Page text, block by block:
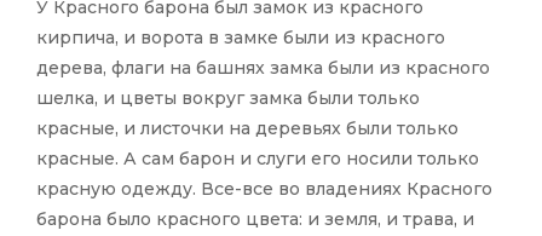
У Красного барона был замок из красного
кирпича, и ворота в замке были из красного
дерева, флаги на башнях замка были из красного
шелка, и цветы вокруг замка были только
красные, и листочки на деревьях были только
красные. А сам барон и слуги его носили только
красную одежду. Все-все во владениях Красного
барона было красного цвета: и земля, и трава, и